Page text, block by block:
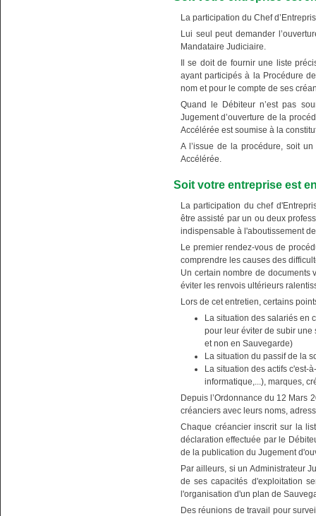
La participation du Chef
Lui seul peut demander
Mandataire Judiciaire.
Il se doit de fournir une liste
ayant participés à la Procédure
nom et pour le compte de ses
Quand le Débiteur n’est pas
Jugement d’ouverture de la
Accélérée est soumise à la
A l’issue de la procédure, soit
Accélérée.
Soit votre entreprise est
La participation du chef
être assisté par un ou deux
indispensable à l'aboutissement
Le premier rendez-vous de
comprendre les causes des
Un certain nombre de documents
éviter les renvois ultérieurs
Lors de cet entretien, certains
La situation des salariés en
pour leur éviter de subir
et non en Sauvegarde)
La situation du passif de la
La situation des actifs c'est-
informatique,...), marques,
Depuis l’Ordonnance du 12 Mars
créanciers avec leurs noms,
Chaque créancier inscrit sur la
déclaration effectuée par le
de la publication du Jugement
Par ailleurs, si un Administrateur
de ses capacités d'exploitation
l'organisation d'un plan de
Des réunions de travail pour